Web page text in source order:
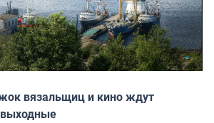
вязальщиц и кино ждут